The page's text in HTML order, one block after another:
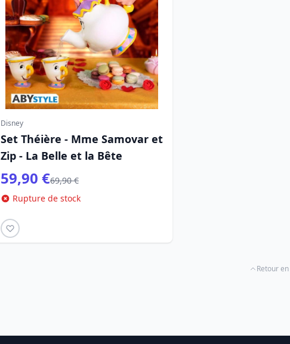
Disney
Set Théière - Mme Samovar et
Zip - La Belle et la Bête
59,90 €69,90 €
Rupture de stock
Retour